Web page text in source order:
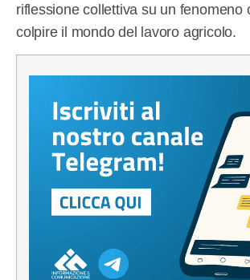
riflessione collettiva su un fenomeno
colpire il mondo del lavoro agricolo.